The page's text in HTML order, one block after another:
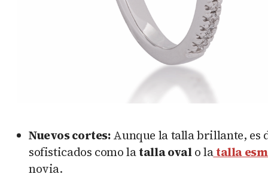
Nuevos cortes:Aunque la talla brillante, es
sofisticados como latalla ovalo latalla
novia.